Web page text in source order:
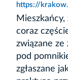
https://
coraz
związane ze
pod
zgłaszane